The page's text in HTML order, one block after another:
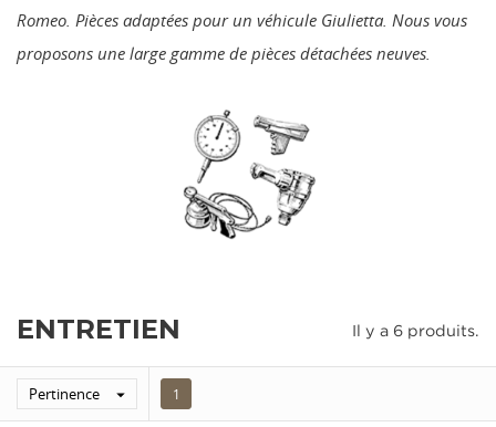
Romeo. Pièces adaptées pour un véhicule Giulietta. Nous vous
proposons une large gamme de pièces détachées neuves.
ENTRETIEN Il y a 6 produits.
Pertinence  1